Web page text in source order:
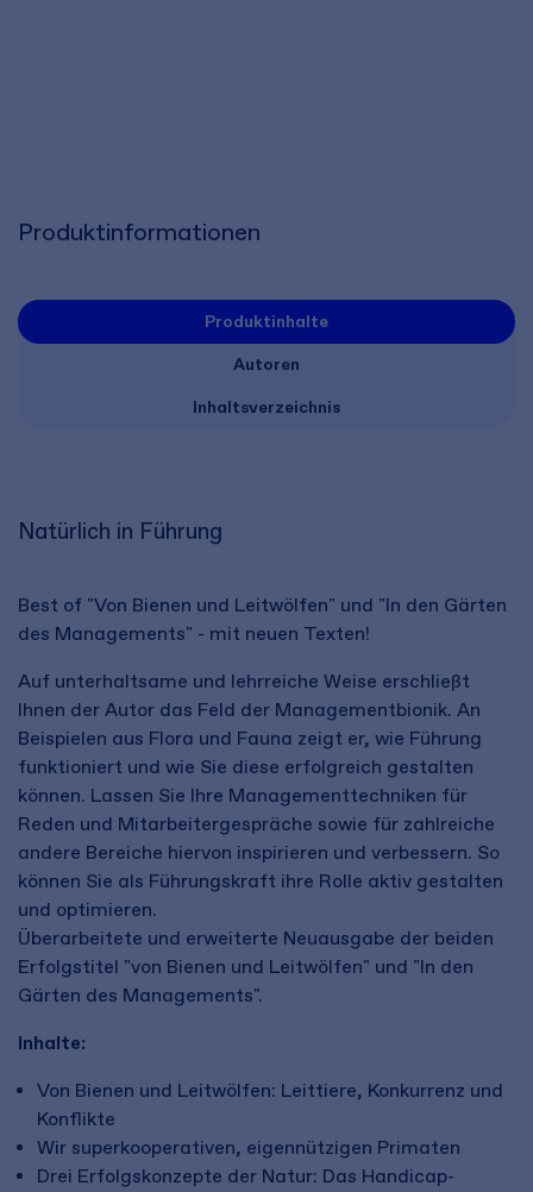
Produktinformationen
Produktinhalte
Autoren
Inhaltsverzeichnis
Natürlich in Führung
Best of "Von Bienen und Leitwölfen" und "In den Gärten
des Managements" - mit neuen Texten!
Auf unterhaltsame und lehrreiche Weise erschließt
Ihnen der Autor das Feld der Managementbionik. An
Beispielen aus Flora und Fauna zeigt er, wie Führung
funktioniert und wie Sie diese erfolgreich gestalten
können. Lassen Sie Ihre Managementtechniken für
Reden und Mitarbeitergespräche sowie für zahlreiche
andere Bereiche hiervon inspirieren und verbessern. So
können Sie als Führungskraft ihre Rolle aktiv gestalten
und optimieren.
Überarbeitete und erweiterte Neuausgabe der beiden
Erfolgstitel "von Bienen und Leitwölfen" und "In den
Gärten des Managements".
Inhalte:
Von Bienen und Leitwölfen: Leittiere, Konkurrenz und
Konflikte
Wir superkooperativen, eigennützigen Primaten
Drei Erfolgskonzepte der Natur: Das Handicap-